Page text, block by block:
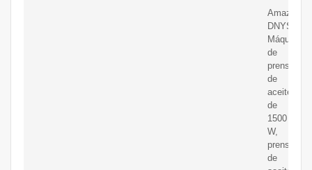
DNYSYSJ
Máquina
de
prensa
de
aceite
de
1500
W,
prensador
de